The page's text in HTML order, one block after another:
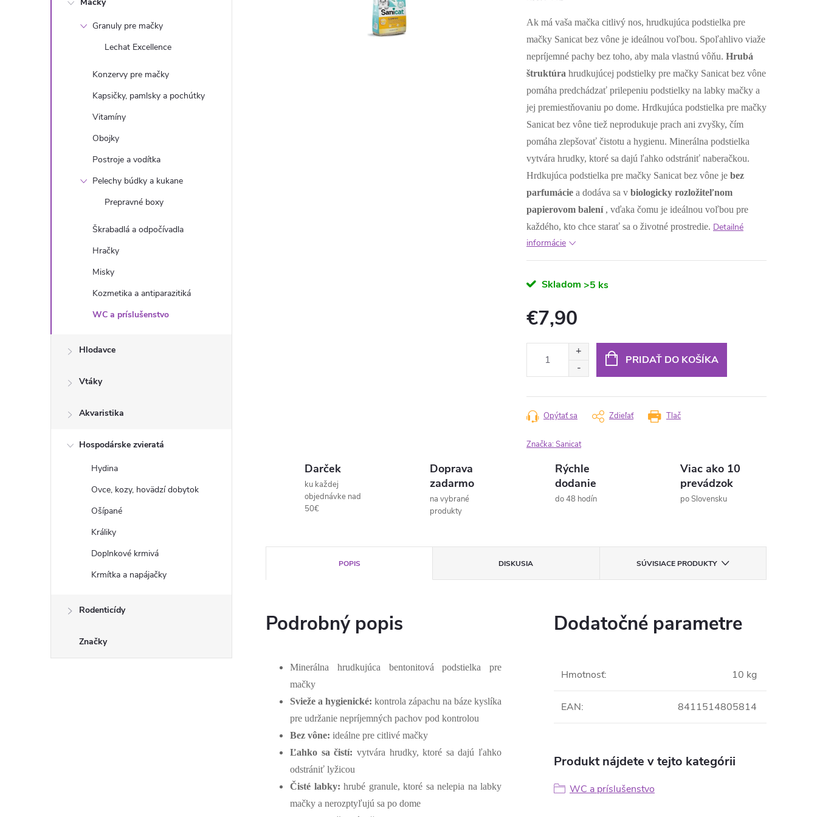
Granuly pre mačky
Lechat Excellence
Konzervy pre mačky
Kapsičky, pamlsky a pochútky
Vitamíny
Obojky
Postroje a vodítka
Pelechy búdky a kukane
Prepravné boxy
Škrabadlá a odpočívadla
Hračky
Misky
Kozmetika a antiparazitiká
WC a príslušenstvo
Hlodavce
Vtáky
Akvaristika
Hospodárske zvieratá
Hydina
Ovce, kozy, hovädzí dobytok
Ošípané
Králiky
Doplnkové krmivá
Krmítka a napájačky
Rodenticídy
Značky
Ak má vaša mačka citlivý nos, hrudkujúca podstielka pre
mačky Sanicat bez vône je ideálnou voľbou. Spoľahlivo viaže
nepríjemné pachy bez toho, aby mala vlastnú vôňu. Hrubá
štruktúra hrudkujúcej podstielky pre mačky Sanicat bez vône
pomáha predchádzať prilepeniu podstielky na labky mačky a
jej premiestňovaniu po dome. Hrdkujúca podstielka pre mačky
Sanicat bez vône tiež neprodukuje prach ani zvyšky, čím
pomáha zlepšovať čistotu a hygienu. Minerálna podstielka
vytvára hrudky, ktoré sa dajú ľahko odstrániť naberačkou.
Hrdkujúca podstielka pre mačky Sanicat bez vône je bez
parfumácie a dodáva sa v biologicky rozložiteľnom
papierovom balení, vďaka čomu je ideálnou voľbou pre
každého, kto chce starať sa o životné prostredie. Detailné
informácie
Skladom >5 ks
€7,90
PRIDAŤ DO KOŠÍKA
Tlač
Opýtať sa Zdieľať
Značka:Sanicat
Darček
ku každej
objednávke nad
50€
Doprava
zadarmo
na vybrané
produkty
Rýchle
dodanie
do 48 hodín
Viac ako 10
prevádzok
po Slovensku
POPIS DISKUSIA SÚVISIACE PRODUKTY
Podrobný popis
Minerálna hrudkujúca bentonitová podstielka pre
mačky
Svieže a hygienické: kontrola zápachu na báze kyslíka
pre udržanie nepríjemných pachov pod kontrolou
Bez vône: ideálne pre citlivé mačky
Ľahko sa čistí: vytvára hrudky, ktoré sa dajú ľahko
odstrániť lyžicou
Čisté labky: hrubé granule, ktoré sa nelepia na labky
mačky a nerozptyľujú sa po dome
Dodatočné parametre
Hmotnosť: 10 kg
EAN: 8411514805814
Produkt nájdete v tejto kategórii
WC a príslušenstvo